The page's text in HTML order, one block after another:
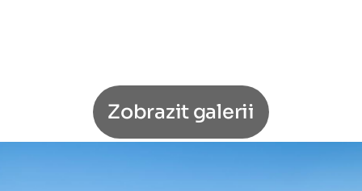
Zobrazit galerii